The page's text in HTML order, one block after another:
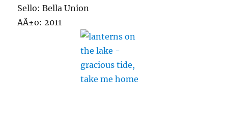
Sello: Bella Union
AÃ±o: 2011